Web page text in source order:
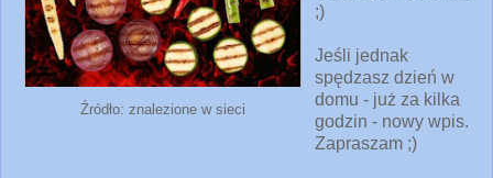
Źródło: znalezione w sieci
;)
Jeśli jednak
spędzasz dzień w
domu - już za kilka
godzin - nowy wpis.
Zapraszam ;)